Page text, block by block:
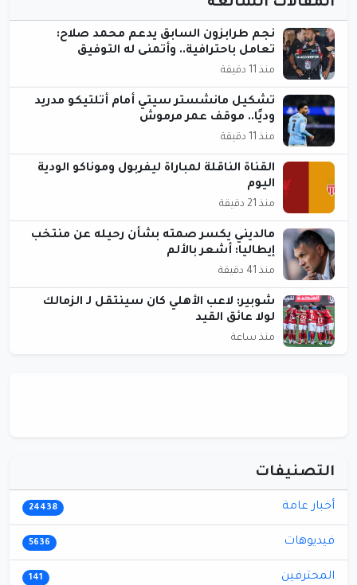
المقالات الشائعة
نجم طرابزون السابق يدعم محمد صلاح:
تعامل باحترافية.. وأتمنى له التوفيق
منذ 11 دقيقة
تشكيل مانشستر سيتي أمام أتلتيكو مدريد
وديًا.. موقف عمر مرموش
منذ 11 دقيقة
القناة الناقلة لمباراة ليفربول وموناكو الودية
اليوم
منذ 21 دقيقة
مالديني يكسر صمته بشأن رحيله عن منتخب
إيطاليا: أشعر بالألم
منذ 41 دقيقة
شوبير: لاعب الأهلي كان سينتقل لـ الزمالك
لولا عائق القيد
منذ ساعة
التصنيفات
أخبار عامة 24438
فيديوهات 5636
المحترفين 141